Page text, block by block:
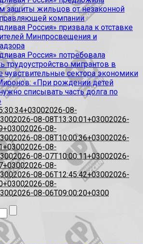
защиты жильцов от незаконной
компании
Россия» призвала к отставке
Минпросвещения и
Россия» потребовала
трудоустройство мигрантов в
чувствительные сектора экономики
«При рождении детей
списывать часть долга по
2026-08-
2026-08-08T13:30:01+03002026-
2026-08-
2026-08-08T10:00:36+03002026-
2026-08-
2026-08-07T10:00:11+03002026-
2026-08-
2026-08-06T12:45:42+03002026-
2026-08-
2026-08-06T09:00:20+0300